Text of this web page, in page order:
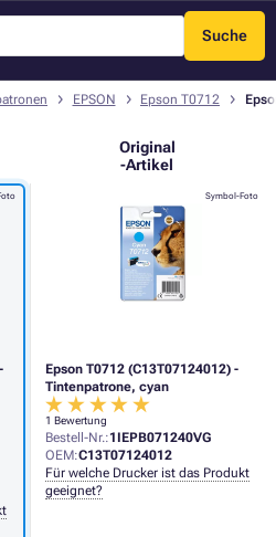
Suche
Menü
EPSON Epson T0712
Original
-Artikel
Symbol-Foto
Epson T0712 (C13T07124012) -
Tintenpatrone, cyan
1 Bewertung
Bestell-Nr.:1IEPB071240VG
OEM:C13T07124012
Für welche Drucker ist das Produkt
geeignet?